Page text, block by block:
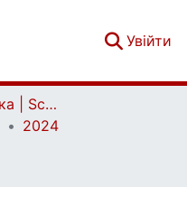
Увійти
Наукова періодика | Scientific periodicals
2024